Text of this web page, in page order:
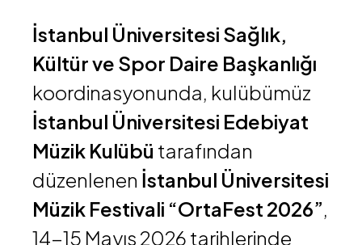
İstanbul Üniversitesi Sağlık,
Kültür ve Spor Daire Başkanlığı
koordinasyonunda, kulübümüz
İstanbul Üniversitesi Edebiyat
Müzik Kulübü tarafından
düzenlenen İstanbul Üniversitesi
Müzik Festivali “OrtaFest 2026”,
14-15 Mayıs 2026 tarihlerinde